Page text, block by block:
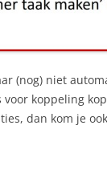
(nog) niet
koppeling
dan kom je